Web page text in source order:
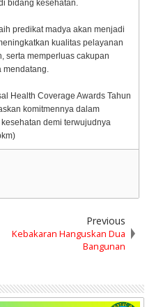
bidang kesehatan.
predikat madya akan menjadi
kualitas pelayanan
serta memperluas cakupan
mendatang.
Health Coverage Awards Tahun
komitmennya dalam
demi terwujudnya
Previous
Kebakaran Hanguskan Dua
Bangunan